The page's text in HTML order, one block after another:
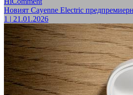
Новият Cayenne Electric
1 | 21.01.2026